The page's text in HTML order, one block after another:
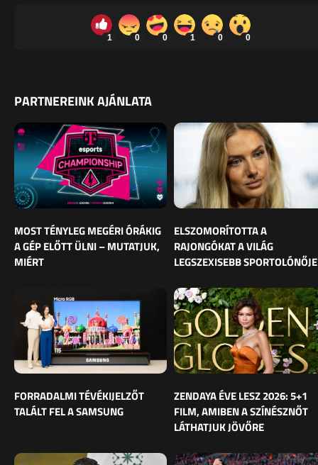
1 0 0 1 0 0
PARTNEREINK AJÁNLATA
MOST TÉNYLEG MEGÉRI ÓRÁKIG
A GÉP ELŐTT ÜLNI – MUTATJUK,
MIÉRT
ELSZOMORÍTOTTA A
RAJONGÓKAT A VILÁG
LEGSZEXISEBB SPORTOLÓNŐJE
FORRADALMI TÉVÉKIJELZŐT
TALÁLT FEL A SAMSUNG
ZENDAYA ÉVE LESZ 2026: 5+1
FILM, AMIBEN A SZÍNÉSZNŐT
LÁTHATJUK JÖVŐRE